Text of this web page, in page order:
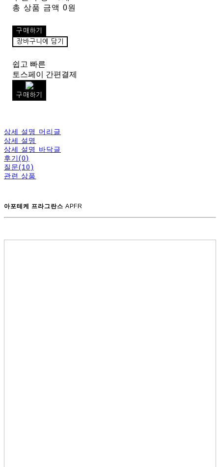
총 상품 금액 0원
구매하기
장바구니에 담기
쉽고 빠른
토스페이 간편결제
구매하기
상세 설명 머리글
상세 설명
상세 설명 바닥글
후기(0)
질문(10)
관련 상품
아포테케 프라그란스 APFR